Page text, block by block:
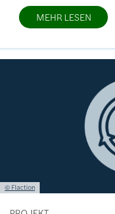
MEHR LESEN
Lizenzinformationen einschließlich
© Flaction